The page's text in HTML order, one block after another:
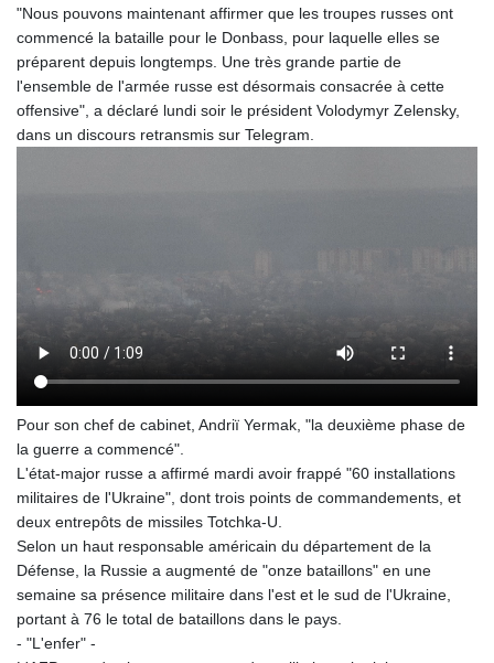
"Nous pouvons maintenant affirmer que les troupes russes ont
commencé la bataille pour le Donbass, pour laquelle elles se
préparent depuis longtemps. Une très grande partie de
l'ensemble de l'armée russe est désormais consacrée à cette
offensive", a déclaré lundi soir le président Volodymyr Zelensky,
dans un discours retransmis sur Telegram.
Pour son chef de cabinet, Andriï Yermak, "la deuxième phase de
la guerre a commencé".
L'état-major russe a affirmé mardi avoir frappé "60 installations
militaires de l'Ukraine", dont trois points de commandements, et
deux entrepôts de missiles Totchka-U.
Selon un haut responsable américain du département de la
Défense, la Russie a augmenté de "onze bataillons" en une
semaine sa présence militaire dans l'est et le sud de l'Ukraine,
portant à 76 le total de bataillons dans le pays.
- "L'enfer" -